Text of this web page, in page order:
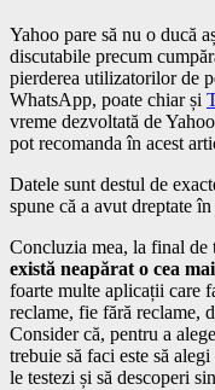
Yahoo pare să nu o ducă
discutabile precum
pierderea utilizatorilor de
WhatsApp, poate chiar și
vreme dezvoltată de
pot recomanda în acest
Datele sunt destul de
spune că a avut dreptate
Concluzia mea, la final de
există neapărat o cea
foarte multe aplicații care
reclame, fie fără reclame,
Consider că, pentru a
trebuie să faci este să
le testezi și să descoperi